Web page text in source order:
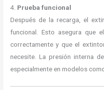
4. Prueba funcional
Después de la recarga, el
funcional. Esto asegura que
correctamente y que el
necesite. La presión interna
especialmente en modelos